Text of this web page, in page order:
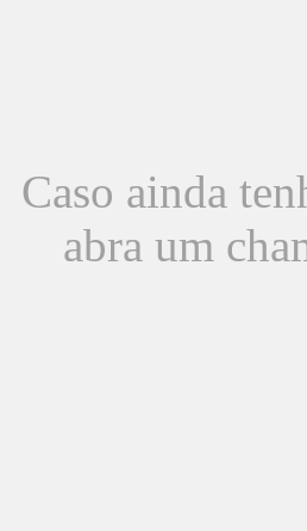
Caso ainda
abra um